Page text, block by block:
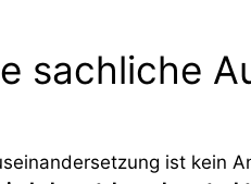
sachliche
ist kein